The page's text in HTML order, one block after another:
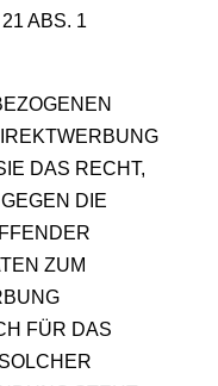
ABS. 1
DAS RECHT,
DIE
ZUM
FÜR DAS